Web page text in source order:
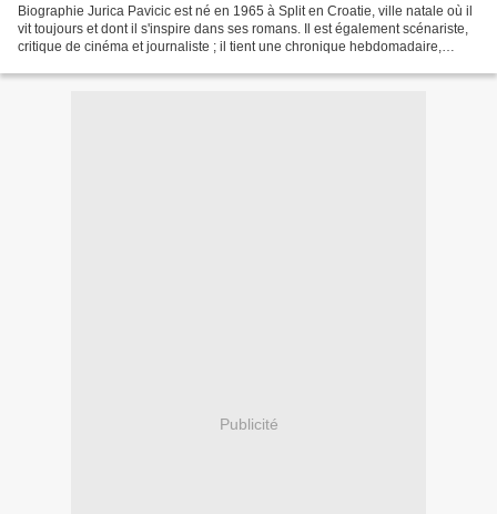
Biographie Jurica Pavicic est né en 1965 à Split en Croatie, ville natale où il
vit toujours et dont il s'inspire dans ses romans. Il est également scénariste,
critique de cinéma et journaliste ; il tient une chronique hebdomadaire,
Publicité